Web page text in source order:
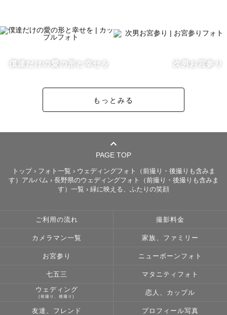
その日のうちに数枚編集した写真をお送りして、
基本的に 土・日・月・祝日 に
撮影枠を設けております。
また、お早めにご相談いただければ
上記以外の日程でも撮影可能な場合がございます。
お気軽に下記公式LINEアカウントより
🔗https://lin.ee/Le0QiIC
いつもご依頼いただいているリピーターさまには、
感謝の気持ちを込めて指名料を割引させていただいており
ご検討中の方はお気軽にご相談ください✉️
僕達だけの愛の形と幸せを 次男お宮参り
もっとみる
PAGE TOP
トップ› フォト一覧 › ウェディングフォト（前撮り・後撮りも含みま
す）アルバム › 長野県のウェディングフォト（前撮り・後撮りも含みま
す）一覧 › 緑に映える、ふたりの笑顔
ご利用の流れ 撮影料金
カメラマン一覧 家族、ファミリー
お宮参り ニューボーンフォト
七五三 マタニティフォト
ウェディング
(前撮り、後撮り)
恋人、カップル
友達、フレンド プロフィール写真